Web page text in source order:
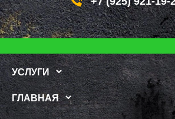
РЕШЕТНИКОВО
РЖАВКИ
РОГАЧЕВО
РОГОЗИНО
РОЖДЕСТВЕНО
РОШАЛЬ
РУБЛЕВО
РУЗА
РЯЗАНОВСКИЙ
СВЕРДЛОВСКИЙ
СЕВЕРНЫЙ
КОЗЕЛЬСК
ШАРЬЯ
ЕФРЕМОВ
ТОРЖОК
ШУМЕРЛЯ
ЛЕНИНСК
ШУЯ
ТУЛУН
УСЛУГИ
ГЛАВНАЯ